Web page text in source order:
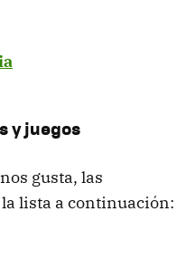
y juegos
gusta, las
lista a continuación: